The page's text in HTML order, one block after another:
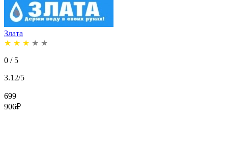
Злата
★ ★ ★ ★ ★
0 / 5
3.12/5
699
906₽